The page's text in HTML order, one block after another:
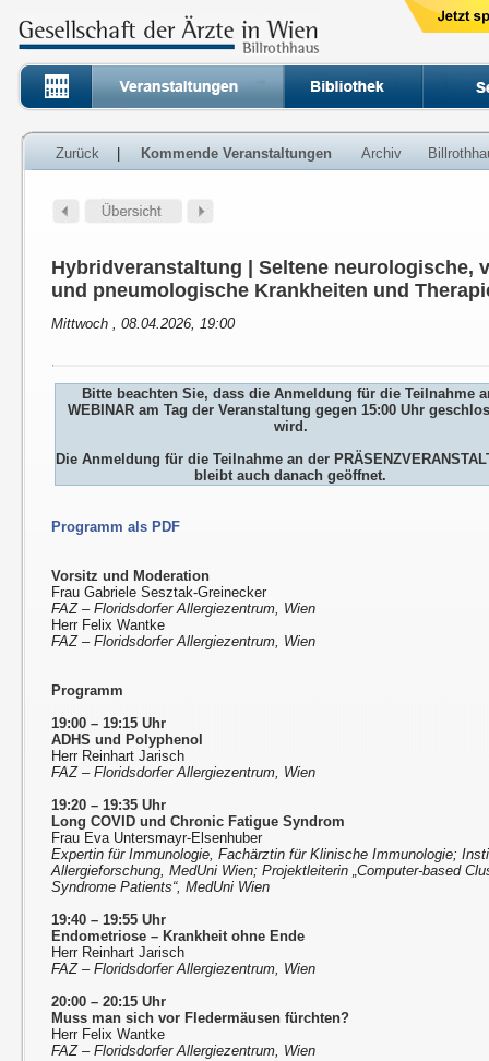
Zurück Kommende Veranstaltungen Archiv
Hybridveranstaltung | Seltene neurologische,
und pneumologische Krankheiten und
Mittwoch , 08.04.2026, 19:00
Bitte beachten Sie, dass die Anmeldung für die Teilnahme
WEBINAR am Tag der Veranstaltung gegen 15:00 Uhr
wird.
Die Anmeldung für die Teilnahme an der
bleibt auch danach geöffnet.
Programm als PDF
Vorsitz und Moderation
Frau Gabriele Sesztak-Greinecker
FAZ – Floridsdorfer Allergiezentrum, Wien
Herr Felix Wantke
FAZ – Floridsdorfer Allergiezentrum, Wien
Programm
19:00 – 19:15 Uhr
ADHS und Polyphenol
Herr Reinhart Jarisch
FAZ – Floridsdorfer Allergiezentrum, Wien
19:20 – 19:35 Uhr
Long COVID und Chronic Fatigue Syndrom
Frau Eva Untersmayr-Elsenhuber
Expertin für Immunologie, Fachärztin für Klinische Immunologie;
Allergieforschung, MedUni Wien; Projektleiterin „Computer-based
Syndrome Patients“, MedUni Wien
19:40 – 19:55 Uhr
Endometriose – Krankheit ohne Ende
Herr Reinhart Jarisch
FAZ – Floridsdorfer Allergiezentrum, Wien
20:00 – 20:15 Uhr
Muss man sich vor Fledermäusen fürchten?
Herr Felix Wantke
FAZ – Floridsdorfer Allergiezentrum, Wien